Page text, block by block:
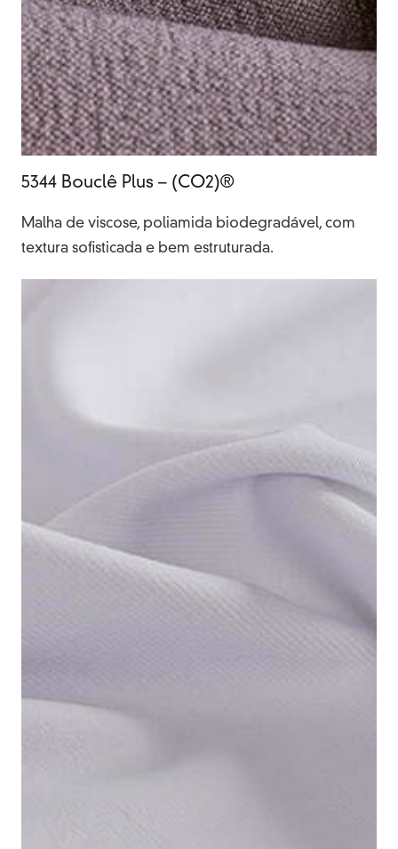
5344 Bouclê Plus – (CO2)®
Malha de viscose, poliamida biodegradável, com
textura sofisticada e bem estruturada.